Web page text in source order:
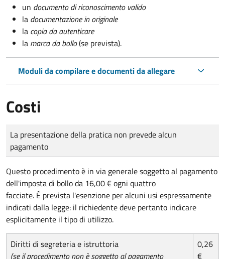
un documento di riconoscimento valido
la documentazione in originale
la copia da autenticare
la marca da bollo(se prevista).
Moduli da compilare e documenti da allegare
Costi
Tipo di pagamento
Importo
La presentazione della pratica non prevede alcun
pagamento
Questo procedimento è in via generale soggetto al pagamento
dell'imposta di bollo da 16,00 € ogni quattro
facciate. É prevista l'esenzione per alcuni usi espressamente
indicati dalla legge: il richiedente deve pertanto indicare
esplicitamente il tipo di utilizzo.
Diritti di segreteria e istruttoria
(se il procedimento non è soggetto al pagamento
0,26
€